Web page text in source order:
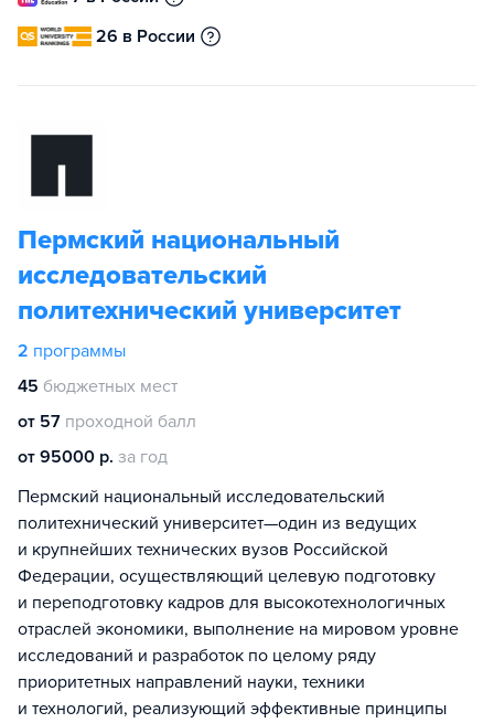
26 в России
Пермский национальный
исследовательский
политехнический университет
2 программы
45 бюджетных мест
от 57 проходной балл
от 95000 р. за год
Пермский национальный исследовательский
политехнический университет—один из ведущих
и крупнейших технических вузов Российской
Федерации, осуществляющий целевую подготовку
и переподготовку кадров для высокотехнологичных
отраслей экономики, выполнение на мировом уровне
исследований и разработок по целому ряду
приоритетных направлений науки, техники
и технологий, реализующий эффективные принципы